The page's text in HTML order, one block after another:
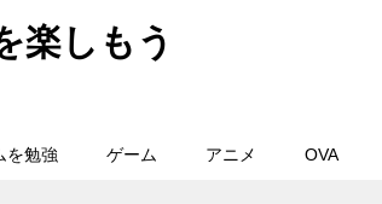
楽しもう
を勉強 ゲーム アニメ OVA